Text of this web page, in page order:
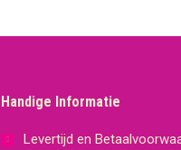
Handige Informatie
Levertijd en